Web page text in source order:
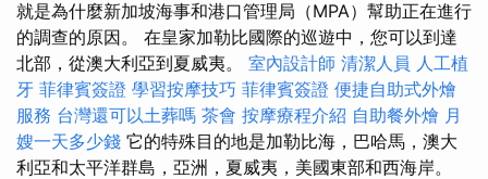
就是為什麼新加坡海事和港口管理局（MPA）幫助正在進行
的調查的原因。 在皇家加勒比國際的巡遊中，您可以到達
北部，從澳大利亞到夏威夷。 室內設計師 清潔人員 人工植
牙 菲律賓簽證 學習按摩技巧 菲律賓簽證 便捷自助式外燴
服務 台灣還可以土葬嗎 茶會 按摩療程介紹 自助餐外燴 月
嫂一天多少錢 它的特殊目的地是加勒比海，巴哈馬，澳大
利亞和太平洋群島，亞洲，夏威夷，美國東部和西海岸。